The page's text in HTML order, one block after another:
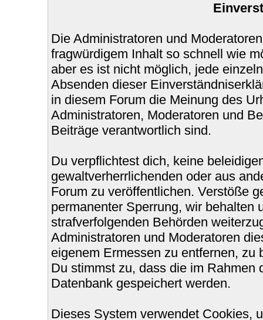
Die Administratoren und
fragwürdigem Inhalt so schnell wie
aber es ist nicht möglich, jede
Absenden dieser
in diesem Forum die Meinung des
Administratoren, Moderatoren und
Beiträge verantwortlich sind.
Du verpflichtest dich, keine
gewaltverherrlichenden oder aus
Forum zu veröffentlichen. Verstöße
permanenter Sperrung, wir behalten
strafverfolgenden Behörden
Administratoren und Moderatoren
eigenem Ermessen zu entfernen, zu
Du stimmst zu, dass die im Rahmen
Datenbank gespeichert werden.
Dieses System verwendet Cookies,